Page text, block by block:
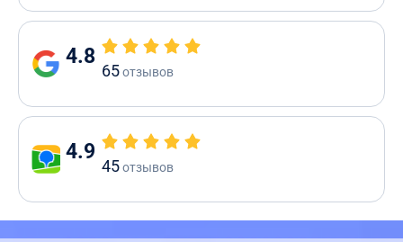
4.8
65отзывов
4.9
45отзывов